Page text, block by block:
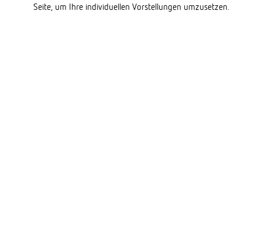
Seite, um Ihre individuellen Vorstellungen umzusetzen.